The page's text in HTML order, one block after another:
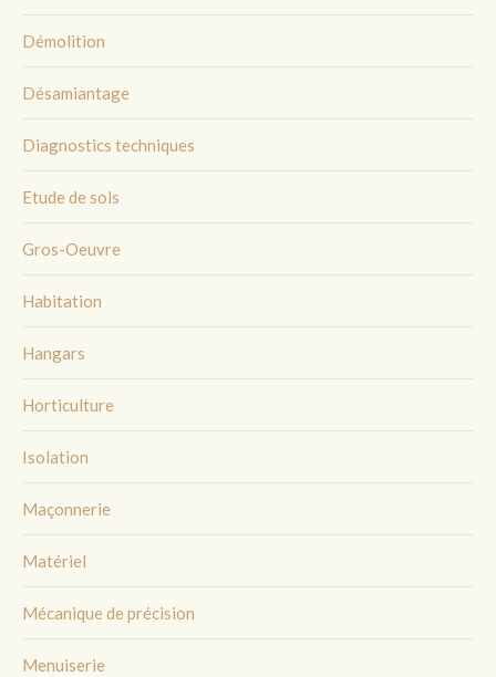
Démolition
Désamiantage
Diagnostics techniques
Etude de sols
Gros-Oeuvre
Habitation
Hangars
Horticulture
Isolation
Maçonnerie
Matériel
Mécanique de précision
Menuiserie